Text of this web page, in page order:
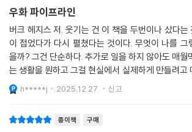
우화 파이프라인
버크 헤지스 저. 웃기는 건 이 책을 두번이나 샀다는
이 접었다가 다시 펼쳤다는 것이다. 무엇이 나를 그
을까? 그건 단순하다. 추가로 일을 하지 않아도 매월
는 생활을 원하고 그걸 현실에서 실제하게 만들려고
있기 때문이다. 그럼 왜 이게 극소수의 사람에게만 가
한 답이 이
h*****j 2025.12.27. 신고
종이책 구매